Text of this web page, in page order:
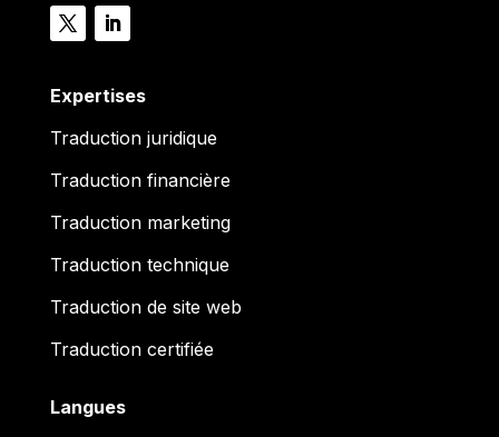
Expertises
Traduction juridique
Traduction financière
Traduction marketing
Traduction technique
Traduction de site web
Traduction certifiée
Langues